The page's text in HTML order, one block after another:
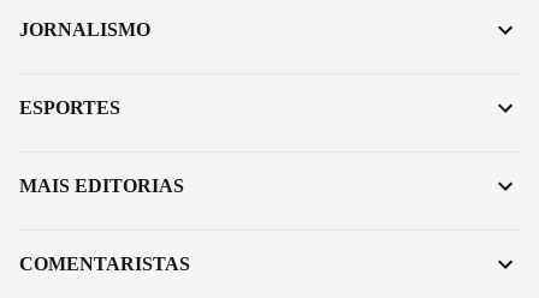
JORNALISMO
ESPORTES
MAIS EDITORIAS
COMENTARISTAS